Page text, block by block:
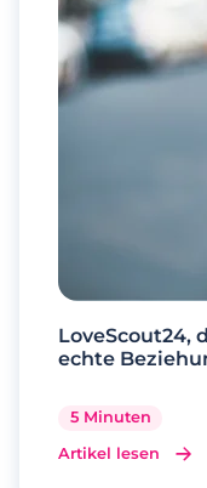
LoveScout24,
echte
5 Minuten
Artikel lesen